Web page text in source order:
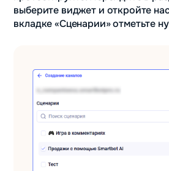
выберите виджет и откройте
вкладке «Сценарии» отметьте